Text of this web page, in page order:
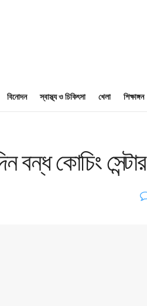
বিনোদন স্বাস্থ্য ও চিকিৎসা খেলা শিক্ষাঙ্গন
বন্ধ কোচিং সেন্টার